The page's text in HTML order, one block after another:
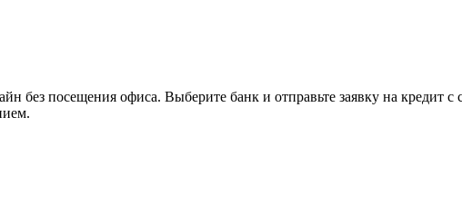
без посещения офиса. Выберите банк и отправьте заявку на кредит